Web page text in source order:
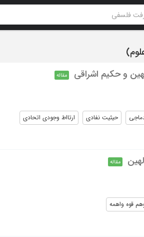
و حکیم اشراقی
مقاله
حیثیت نفادی ارتااط وجودی اتحادی
مقاله
قوه واهمه